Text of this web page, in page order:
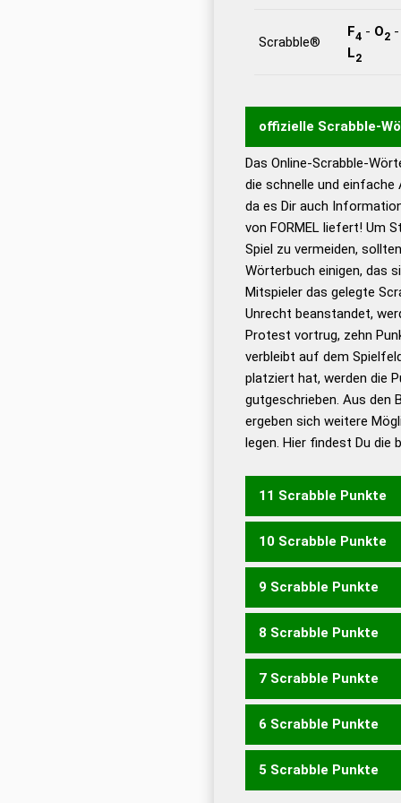
Scrabble®
F4 - O2
L2
offizielle Scrabble-
Wortwurzel liefert mit
Wortanalyse-
Wortbedeutung,
Gültigkeit eines
bestimmen!
Wörterbücher sind:
Universalwörterbuch
Das Online-Scrabble-
die schnelle und
da es Dir auch
von FORMEL liefert! Um
Spiel zu vermeiden,
Wörterbuch einigen, das
Mitspieler das gelegte
Unrecht beanstandet,
Protest vortrug, zehn
verbleibt auf dem
platziert hat, werden die
gutgeschrieben. Aus den
ergeben sich weitere
legen. Hier findest Du die
11 Scrabble Punkte
FLOM
10 Scrabble Punkte
FLORE FORLE
9 Scrabble Punkte
FERM FLOR ROLF
8 Scrabble Punkte
LORM MOLE OLME
7 Scrabble Punkte
ELF MOL OLM MORE
6 Scrabble Punkte
ROM LORE
5 Scrabble Punkte